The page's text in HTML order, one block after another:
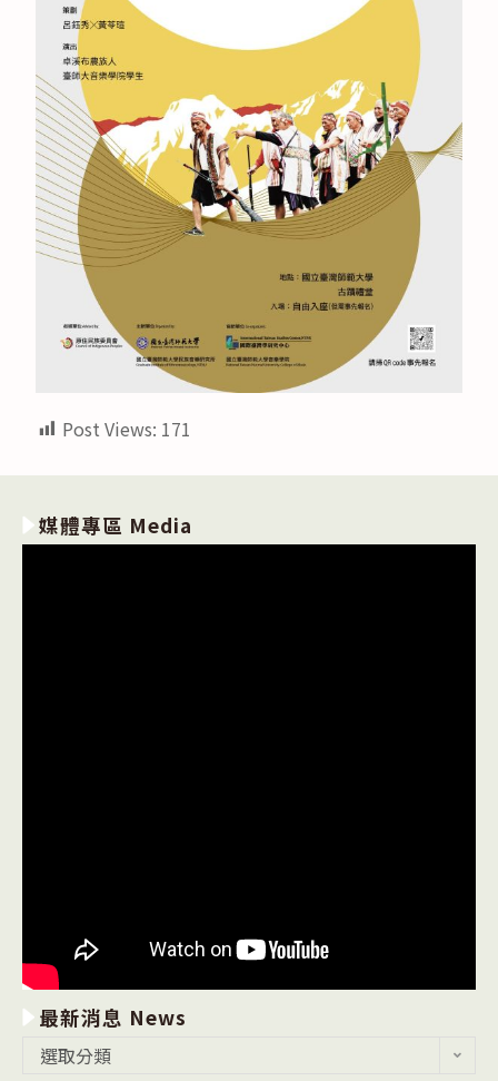
Post Views: 171
媒體專區 Media
最新消息 News
選取分類